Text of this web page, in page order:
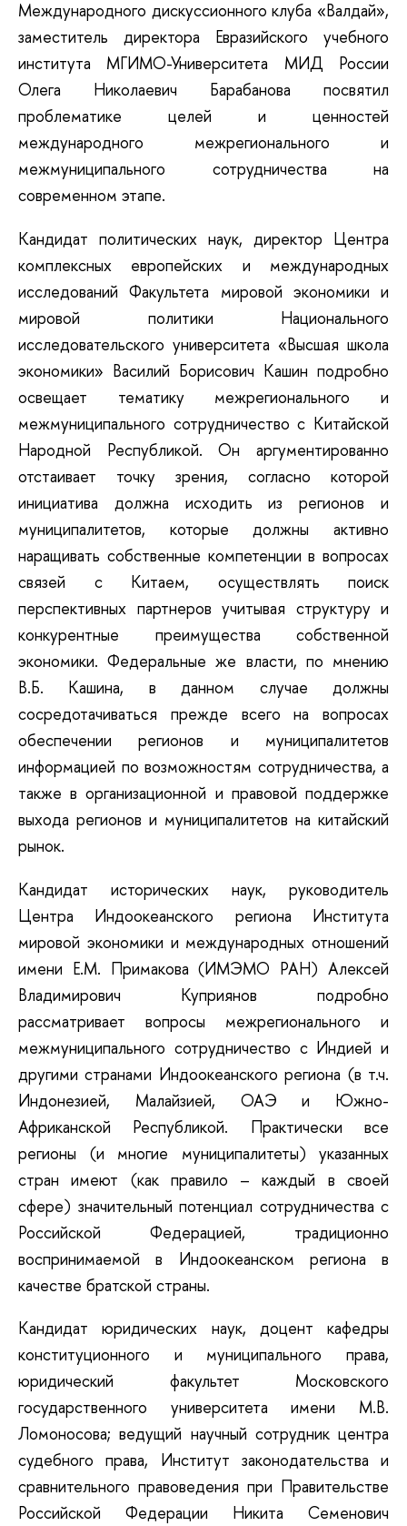
Международного дискуссионного клуба «Валдай»,
заместитель директора Евразийского учебного
института МГИМО-Университета МИД России
Олега Николаевич Барабанова посвятил
проблематике целей и ценностей
международного межрегионального и
межмуниципального сотрудничества на
современном этапе.
Кандидат политических наук, директор Центра
комплексных европейских и международных
исследований Факультета мировой экономики и
мировой политики Национального
исследовательского университета «Высшая школа
экономики» Василий Борисович Кашин подробно
освещает тематику межрегионального и
межмуниципального сотрудничество с Китайской
Народной Республикой. Он аргументированно
отстаивает точку зрения, согласно которой
инициатива должна исходить из регионов и
муниципалитетов, которые должны активно
наращивать собственные компетенции в вопросах
связей с Китаем, осуществлять поиск
перспективных партнеров учитывая структуру и
конкурентные преимущества собственной
экономики. Федеральные же власти, по мнению
В.Б. Кашина, в данном случае должны
сосредотачиваться прежде всего на вопросах
обеспечении регионов и муниципалитетов
информацией по возможностям сотрудничества, а
также в организационной и правовой поддержке
выхода регионов и муниципалитетов на китайский
рынок.
Кандидат исторических наук, руководитель
Центра Индоокеанского региона Института
мировой экономики и международных отношений
имени Е.М. Примакова (ИМЭМО РАН) Алексей
Владимирович Куприянов подробно
рассматривает вопросы межрегионального и
межмуниципального сотрудничество с Индией и
другими странами Индоокеанского региона (в т.ч.
Индонезией, Малайзией, ОАЭ и Южно-
Африканской Республикой. Практически все
регионы (и многие муниципалитеты) указанных
стран имеют (как правило – каждый в своей
сфере) значительный потенциал сотрудничества с
Российской Федерацией, традиционно
воспринимаемой в Индоокеанском региона в
качестве братской страны.
Кандидат юридических наук, доцент кафедры
конституционного и муниципального права,
юридический факультет Московского
государственного университета имени М.В.
Ломоносова; ведущий научный сотрудник центра
судебного права, Институт законодательства и
сравнительного правоведения при Правительстве
Российской Федерации Никита Семенович